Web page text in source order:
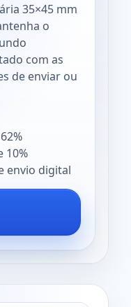
35×45 mm
o
com as
de enviar ou
10%
envio digital